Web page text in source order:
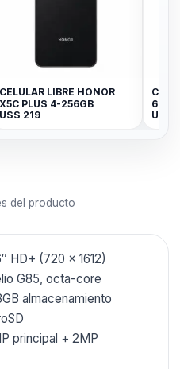
CELULAR LIBRE HONOR
X5C PLUS 4-256GB
U$S 219
U$S
del producto
HD+ (720 × 1612)
G85, octa-core
almacenamiento
principal + 2MP